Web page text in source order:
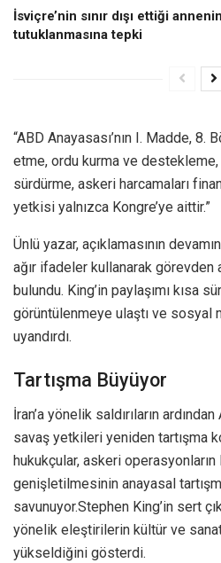
İsviçre’nin sınır dışı ettiği
tutuklanmasına tepki
“ABD Anayasası’nın I. Madde, 8.
etme, ordu kurma ve
sürdürme, askeri harcamaları
yetkisi yalnızca Kongre’ye aittir.”
Ünlü yazar, açıklamasının
ağır ifadeler kullanarak görevden
bulundu. King’in paylaşımı kısa
görüntülenmeye ulaştı ve sosyal
uyandırdı.
Tartışma Büyüyor
İran’a yönelik saldırıların
savaş yetkileri yeniden tartışma
hukukçular, askeri
genişletilmesinin anayasal
savunuyor.Stephen King’in sert
yönelik eleştirilerin kültür ve
yükseldiğini gösterdi.